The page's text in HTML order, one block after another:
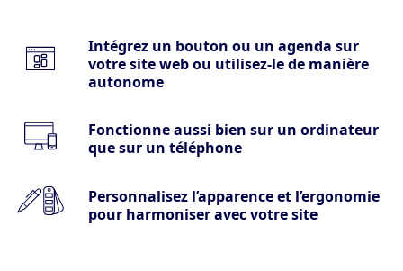
Intégrez un bouton ou un agenda sur
votre site web ou utilisez-le de manière
autonome
Fonctionne aussi bien sur un ordinateur
que sur un téléphone
Personnalisez l’apparence et l’ergonomie
pour harmoniser avec votre site